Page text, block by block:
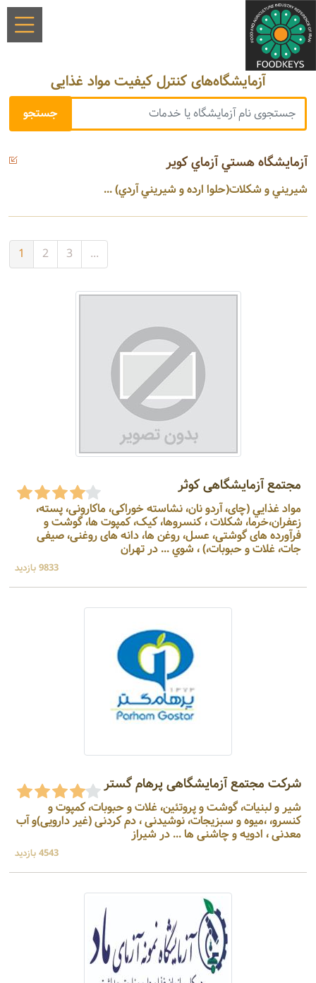
آزمایشگاه‌های کنترل کیفیت مواد غذایی
آزمايشگاه هستي آزماي كوير
شيريني و شكلات(حلوا ارده و شيريني آردي) ...
1 2 3 ...
مجتمع آزمایشگاهی کوثر
مواد غذايي (چای، آردو نان، نشاسته خوراکی، ماکارونی، پسته،
زعفران،خرما، شکلات ، کنسروها، کیک، کمپوت ها، گوشت و
فرآورده های گوشتی، عسل، روغن ها، دانه های روغنی، صیفی
جات، غلات و حبوبات،) ، شوي ... در تهران
9833 بازدید
شرکت مجتمع آزمایشگاهی پرهام گستر
شير و لبنيات، گوشت و پروتئين، غلات و حبوبات، کمپوت و
کنسرو، ،میوه و سبزیجات، نوشيدنی ، دم كردنی (غیر دارویی)و آب
معدنی ، ادویه و چاشنی ها ... در شیراز
4543 بازدید